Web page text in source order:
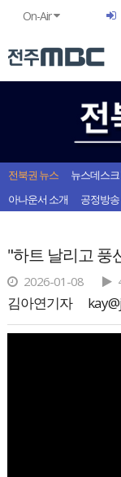
On-Air
전북권 뉴스 뉴스데스크
아나운서 소개
공정방
"하트 날리고 풍
2026-01-08
김아연기자